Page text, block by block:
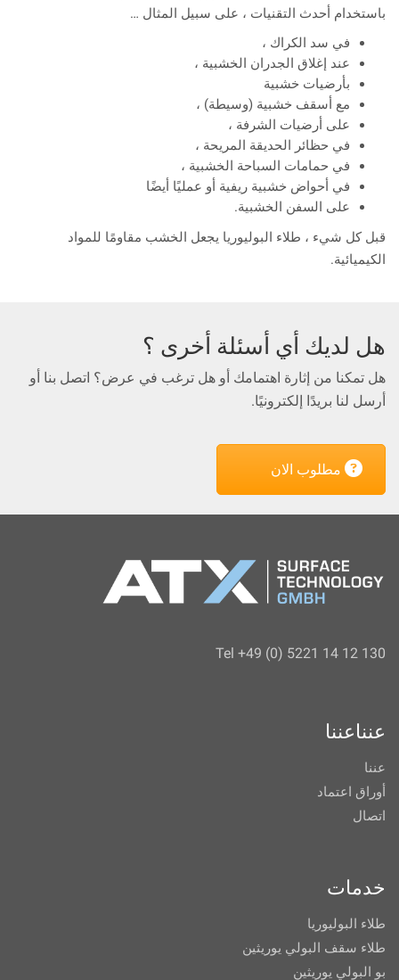
باستخدام أحدث التقنيات ، على سبيل المثال …
في سد الكراك ،
عند إغلاق الجدران الخشبية ،
بأرضيات خشبية
مع أسقف خشبية (وسيطة) ،
على أرضيات الشرفة ،
في حظائر الحديقة المريحة ،
في حمامات السباحة الخشبية ،
في أحواض خشبية ريفية أو عمليًا أيضًا
على السفن الخشبية.
قبل كل شيء ، طلاء البوليوريا يجعل الخشب مقاومًا للمواد
الكيميائية.
هل لديك أي أسئلة أخرى ؟
هل تمكنا من إثارة اهتمامك أو هل ترغب في عرض؟ اتصل بنا أو
أرسل لنا بريدًا إلكترونيًا.
مطلوب الان
Tel +49 (0) 5221 14 12 130
عنناعننا
عننا
أوراق اعتماد
اتصال
خدمات
طلاء البوليوريا
طلاء سقف البولي يوريثين
بو البولي يوريثين